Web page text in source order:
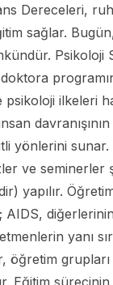
Dereceleri,
sağlar.
Psikoloji
ilkeleri
yönlerini
ve
yapılır.
AIDS,
yanı
öğretim
Eğitim